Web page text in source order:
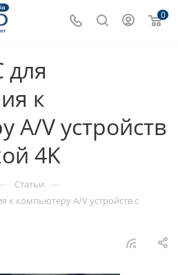
0
для
к
A/V устройств
4K
Статьи —
к компьютеру A/V устройств с